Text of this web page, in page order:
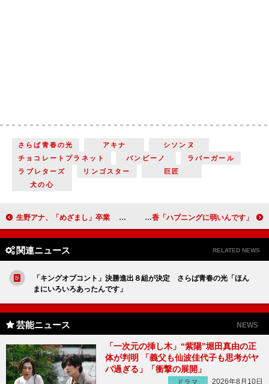
さらば青春の光 アキナ
シソンヌ
チョコレートプラネット
バンビーノ
ラバーガール
ラブレターズ
リンゴスター
巨匠
犬の心
生野アナ、「めざまし」卒業 夕方のニュースキャスターに 小池徹平、ドラマ「ボーダーライン」新人消防士役に 救急隊長に藤原紀香「ハプニングに弱いんです」
関連ニュース RELATED NEWS
「キングオブコント」決勝進出８組が決定 さらば青春の光「ほん
まにいろいろあったんです」
芸能ニュース NEWS
「一次元の挿し木」“紫陽”堀田真由の正
体が判明 「義父も仙波佳代子も思考がヤ
バ過ぎる」「衝撃の展開」
ドラマ 2026年8月10日